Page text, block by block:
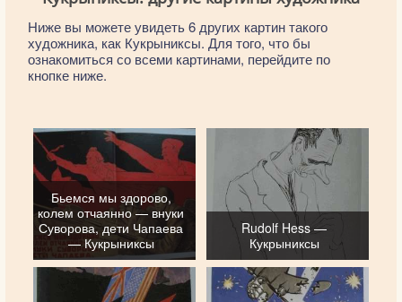
Ниже вы можете увидеть 6 других картин такого
художника, как Кукрыниксы. Для того, что бы
ознакомиться со всеми картинами, перейдите по
кнопке ниже.
Бьемся мы здорово,
колем отчаянно — внуки
Суворова, дети Чапаева
— Кукрыниксы
Rudolf Hess —
Кукрыниксы